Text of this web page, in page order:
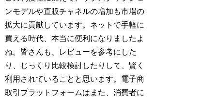
ンモデルや直販チャネルの増加も市場の
拡大に貢献しています。ネットで手軽に
買える時代、本当に便利になりましたよ
ね。皆さんも、レビューを参考にした
り、じっくり比較検討したりして、賢く
利用されていることと思います。電子商
取引プラットフォームはまた、消費者に